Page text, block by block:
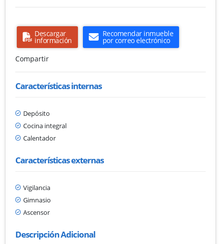
Descargar
información
Recomendar inmueble
por correo electrónico
Compartir
Características internas
Depósito
Cocina integral
Calentador
Características externas
Vigilancia
Gimnasio
Ascensor
Descripción Adicional